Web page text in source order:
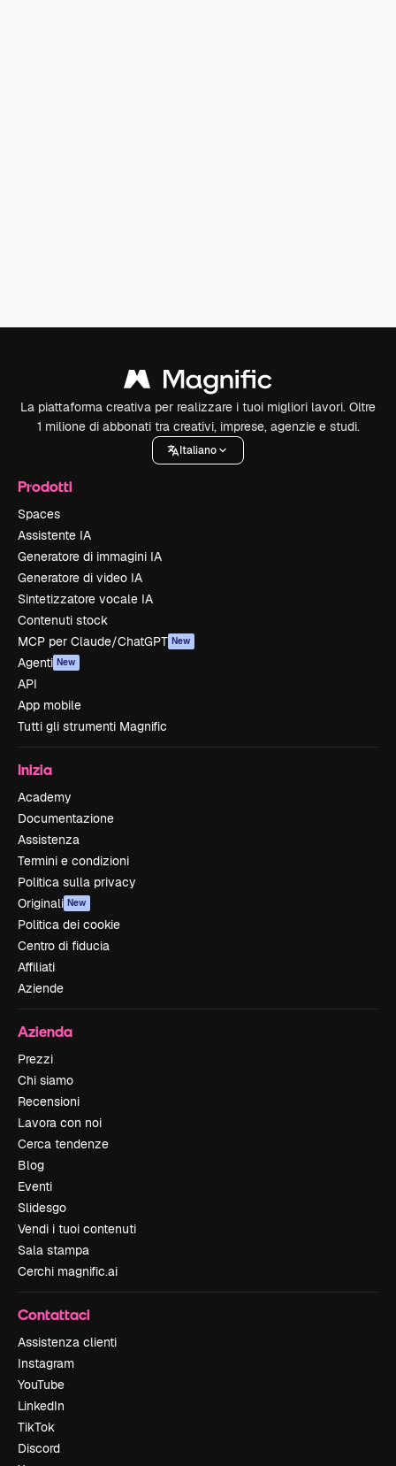
La piattaforma creativa per realizzare i tuoi migliori lavori. Oltre
1 milione di abbonati tra creativi, imprese, agenzie e studi.
Italiano
Prodotti
Spaces
Assistente IA
Generatore di immagini IA
Generatore di video IA
Sintetizzatore vocale IA
Contenuti stock
MCP per Claude/ChatGPT New
Agenti New
API
App mobile
Tutti gli strumenti Magnific
Inizia
Academy
Documentazione
Assistenza
Termini e condizioni
Politica sulla privacy
Originali New
Politica dei cookie
Centro di fiducia
Affiliati
Aziende
Azienda
Prezzi
Chi siamo
Recensioni
Lavora con noi
Cerca tendenze
Blog
Eventi
Slidesgo
Vendi i tuoi contenuti
Sala stampa
Cerchi magnific.ai
Contattaci
Assistenza clienti
Instagram
YouTube
LinkedIn
TikTok
Discord